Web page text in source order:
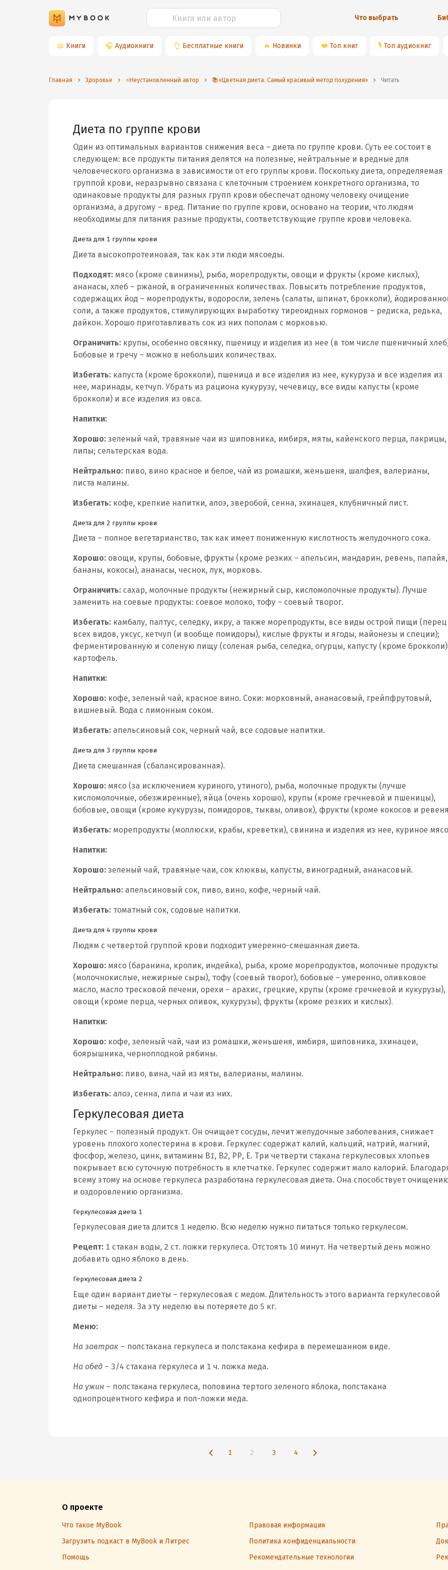
Что выбрать
📖 Книги 🎧 Аудиокниги 👌 Бесплатные книги 🔥 Новинки ❤️ Топ книг 🎙 Топ аудиокниг
Главная Здоровье ⭐️Неустановленный автор 📚«Цветная диета. Самый красивый метод похудения» Читать
Диета по группе крови
Один из оптимальных вариантов снижения веса – диета по группе крови. Суть ее состоит в
следующем: все продукты питания делятся на полезные, нейтральные и вредные для
человеческого организма в зависимости от его группы крови. Поскольку диета, определяемая
группой крови, неразрывно связана с клеточным строением конкретного организма, то
одинаковые продукты для разных групп крови обеспечат одному человеку очищение
организма, а другому – вред. Питание по группе крови, основано на теории, что людям
необходимы для питания разные продукты, соответствующие группе крови человека.
Диета для 1 группы крови
Диета высокопротеиновая, так как эти люди мясоеды.
Подходят: мясо (кроме свинины), рыба, морепродукты, овощи и фрукты (кроме кислых),
ананасы, хлеб – ржаной, в ограниченных количествах. Повысить потребление продуктов,
содержащих йод – морепродукты, водоросли, зелень (салаты, шпинат, брокколи),
соли, а также продуктов, стимулирующих выработку тиреоидных гормонов – редиска, редька,
дайкон. Хорошо приготавливать сок из них пополам с морковью.
Ограничить: крупы, особенно овсянку, пшеницу и изделия из нее (в том числе пшеничный
Бобовые и гречу – можно в небольших количествах.
Избегать: капуста (кроме брокколи), пшеница и все изделия из нее, кукуруза и все изделия из
нее, маринады, кетчуп. Убрать из рациона кукурузу, чечевицу, все виды капусты (кроме
брокколи) и все изделия из овса.
Напитки:
Хорошо: зеленый чай, травяные чаи из шиповника, имбиря, мяты, кайенского перца, лакрицы,
липы; сельтерская вода.
Нейтрально: пиво, вино красное и белое, чай из ромашки, женьшеня, шалфея, валерианы,
листа малины.
Избегать: кофе, крепкие напитки, алоэ, зверобой, сенна, эхинацея, клубничный лист.
Диета для 2 группы крови
Диета – полное вегетарианство, так как имеет пониженную кислотность желудочного сока.
Хорошо: овощи, крупы, бобовые, фрукты (кроме резких – апельсин, мандарин, ревень, папайя,
бананы, кокосы), ананасы, чеснок, лук, морковь.
Ограничить: сахар, молочные продукты (нежирный сыр, кисломолочные продукты). Лучше
заменить на соевые продукты: соевое молоко, тофу – соевый творог.
Избегать: камбалу, палтус, селедку, икру, а также морепродукты, все виды острой пищи (перец
всех видов, уксус, кетчуп (и вообще помидоры), кислые фрукты и ягоды, майонезы и специи);
ферментированную и соленую пищу (соленая рыба, селедка, огурцы, капусту (кроме
картофель.
Напитки:
Хорошо: кофе, зеленый чай, красное вино. Соки: морковный, ананасовый, грейпфрутовый,
вишневый. Вода с лимонным соком.
Избегать: апельсиновый сок, черный чай, все содовые напитки.
Диета для 3 группы крови
Диета смешанная (сбалансированная).
Хорошо: мясо (за исключением куриного, утиного), рыба, молочные продукты (лучше
кисломолочные, обезжиренные), яйца (очень хорошо), крупы (кроме гречневой и пшеницы),
бобовые, овощи (кроме кукурузы, помидоров, тыквы, оливок), фрукты (кроме кокосов и
Избегать: морепродукты (моллюски, крабы, креветки), свинина и изделия из нее, куриное
Напитки:
Хорошо: зеленый чай, травяные чаи, сок клюквы, капусты, виноградный, ананасовый.
Нейтрально: апельсиновый сок, пиво, вино, кофе, черный чай.
Избегать: томатный сок, содовые напитки.
Диета для 4 группы крови
Людям с четвертой группой крови подходит умеренно-смешанная диета.
Хорошо: мясо (баранина, кролик, индейка), рыба, кроме морепродуктов, молочные продукты
(молочнокислые, нежирные сыры), тофу (соевый творог), бобовые – умеренно, оливковое
масло, масло тресковой печени, орехи – арахис, грецкие, крупы (кроме гречневой и кукурузы),
овощи (кроме перца, черных оливок, кукурузы), фрукты (кроме резких и кислых).
Напитки:
Хорошо: кофе, зеленый чай, чаи из ромашки, женьшеня, имбиря, шиповника, эхинацеи,
боярышника, черноплодной рябины.
Нейтрально: пиво, вина, чай из мяты, валерианы, малины.
Избегать: алоэ, сенна, липа и чаи из них.
Геркулесовая диета
Геркулес – полезный продукт. Он очищает сосуды, лечит желудочные заболевания, снижает
уровень плохого холестерина в крови. Геркулес содержат калий, кальций, натрий, магний,
фосфор, железо, цинк, витамины В1, В2, РР, Е. Три четверти стакана геркулесовых хлопьев
покрывает всю суточную потребность в клетчатке. Геркулес содержит мало калорий.
всему этому на основе геркулеса разработана геркулесовая диета. Она способствует
и оздоровлению организма.
Геркулесовая диета 1
Геркулесовая диета длится 1 неделю. Всю неделю нужно питаться только геркулесом.
Рецепт: 1 стакан воды, 2 ст. ложки геркулеса. Отстоять 10 минут. На четвертый день можно
добавить одно яблоко в день.
Геркулесовая диета 2
Еще один вариант диеты – геркулесовая с медом. Длительность этого варианта геркулесовой
диеты – неделя. За эту неделю вы потеряете до 5 кг.
Меню:
На завтрак – полстакана геркулеса и полстакана кефира в перемешанном виде.
На обед – 3/4 стакана геркулеса и 1 ч. ложка меда.
На ужин – полстакана геркулеса, половина тертого зеленого яблока, полстакана
однопроцентного кефира и пол-ложки меда.
1 2 3 4
О проекте
Что такое MyBook Правовая информация
Загрузить подкаст в MyBook и Литрес
Политика конфиденциальности
Помощь
Рекомендательные технологии